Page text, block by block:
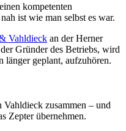
kompetenten
ist wie man selbst es war.
Vahldieck an der Herner
Gründer des Betriebs, wird
länger geplant, aufzuhören.
Vahldieck zusammen – und
Zepter übernehmen.